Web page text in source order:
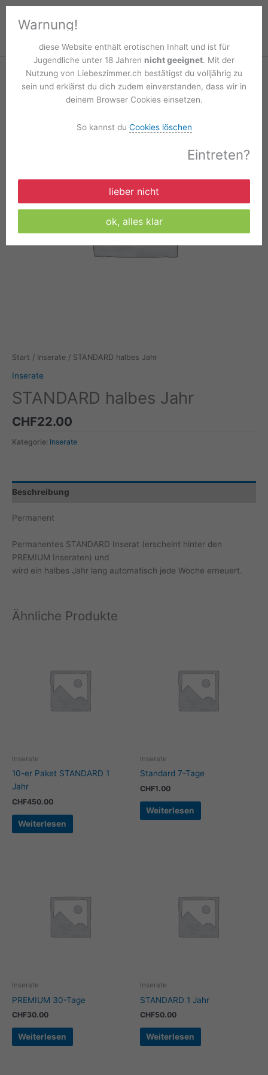
Zum
Inhalt
springen
Liebeszimmer.ch
Produkte STANDARD halbes Jahr
Start / Inserate / STANDARD halbes Jahr
Inserate
STANDARD halbes Jahr
CHF22.00
Kategorie: Inserate
Beschreibung
Permanent
Permanentes STANDARD Inserat (erscheint hinter den
PREMIUM Inseraten) und
wird ein halbes Jahr lang automatisch jede Woche erneuert.
Ähnliche Produkte
Inserate
10-er Paket STANDARD 1
Jahr
CHF450.00
Weiterlesen
Inserate
Standard 7-Tage
CHF1.00
Weiterlesen
Inserate
PREMIUM 30-Tage
CHF30.00
Weiterlesen
Inserate
STANDARD 1 Jahr
CHF50.00
Weiterlesen
Warnung!
diese Website enthält erotischen Inhalt und ist für
Jugendliche unter 18 Jahren nicht geeignet. Mit der
Nutzung von Liebeszimmer.ch bestätigst du volljährig zu
sein und erklärst du dich zudem einverstanden, dass wir in
deinem Browser Cookies einsetzen.
So kannst du Cookies löschen
Eintreten?
lieber nicht
ok, alles klar